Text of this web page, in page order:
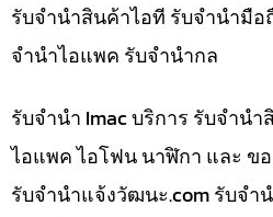
รับจำนำสินค้าไอที รับจำนำมื
จำนำไอแพค รับจำนำกล
รับจำนำ Imac บริการ รับจำน
ไอแพค ไอโฟน นาฬิกา และ ข
รับจํานําแจ้งวัฒนะ.com รับจำ